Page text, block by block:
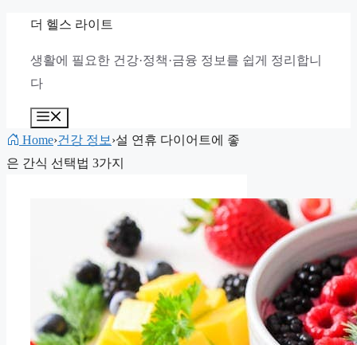
너
뛰
더 헬스 라이트
생활에 필요한 건강·정책·금융 정보를 쉽게 정리합니
다
뉴
Home›건강 정보 ›설 연휴 다이어트에 좋
은 간식 선택법 3가지